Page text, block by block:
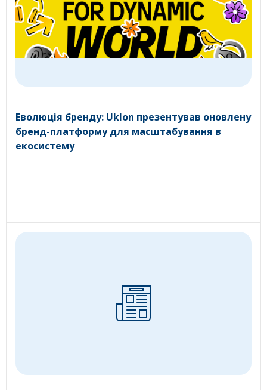
Еволюція бренду: Uklon презентував оновлену
бренд-платформу для масштабування в
екосистему